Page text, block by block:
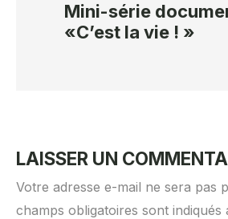
Mini-série
«C’est la vie ! »
LAISSER UN
Votre adresse e-mail ne sera pas
champs obligatoires sont indiqués